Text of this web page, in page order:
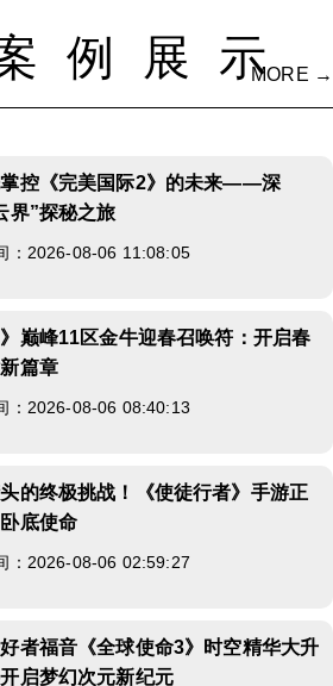
例展示
MORE →
掌控《完美国际2》的未来——深
界”探秘之旅
：2026-08-06 11:08:05
》巅峰11区金牛迎春召唤符：开启春
篇章
：2026-08-06 08:40:13
的终极挑战！《使徒行者》手游正
底使命
：2026-08-06 02:59:27
者福音《全球使命3》时空精华大升
启梦幻次元新纪元